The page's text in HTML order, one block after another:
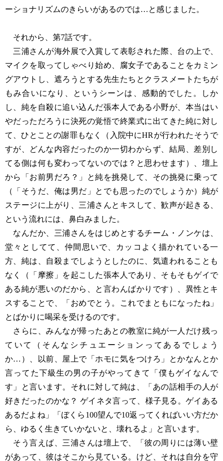
ーショナリズムのきらいがあるのでは…と感じました。
それから、第7話です。
三浦さんが海外展で入賞して表彰された際、台の上で、
マイクを取ってしゃべり始め、腐女子であることをカミン
グアウトし、遮ろうとする先生たちとクラスメートたちが
もみ合いになり、というシーンは、感動的でした。しか
し、純を自殺に追い込んだ張本人である小野が、本当はい
やだっただろうに決死の覚悟で終業式に出てきた純に対し
て、ひとことの謝罪もなく（入院中にHRが行われたそうで
すが、どんな内容だったのか一切わからず、結局、差別し
てる側は何も変わってないのでは？と思わせます）、壇上
から「お前男だろ？」と純を挑発して、その挑発に乗って
（「そうだ、俺は男だ」とでも思ったのでしょうか）純が
ステージに上がり、三浦さんとキスして、歓声が起きる、
という流れには、鼻白みました。
なんだか、三浦さんをはじめとするチーム・ノンケは、
堂々としてて、仲間思いで、カッコよく描かれている一
方、純は、自殺までしようとしたのに、気遣われることも
なく（「摩擦」を起こした張本人であり、そもそもゲイで
ある純が悪いのだから、と言わんばかりです）、異性とキ
スすることで、「おめでとう。これでまともになったね」
とばかりに喝采を受けるのです。
さらに、みんなが帰ったあとの教室に純が一人だけ残っ
ていて（そんなシチュエーションってあるでしょう
か…）、以前、屋上で「ホモに気をつけろ」とかなんとか
言ってた下級生の男の子がやってきて「僕もゲイなんで
す」と言います。それに対して純は、「あの話相手の人が
好きだったのかな？ ゲイネタ言って、様子見る。ゲイある
あるだよね」「ぼくら100望んで10返ってくればいい方だか
ら、ゆるく生きていかないと、壊れるよ」と言います。
そう言えば、三浦さんは壇上で、「彼の周りには薄い壁
があって、彼はそこから見ている。けど、それは自分を守